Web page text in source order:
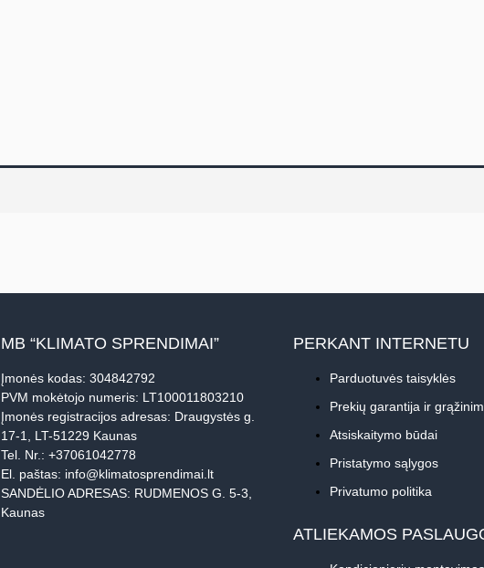
MB “KLIMATO SPRENDIMAI”
Įmonės kodas: 304842792
PVM mokėtojo numeris: LT100011803210
Įmonės registracijos adresas: Draugystės g.
17-1, LT-51229 Kaunas
Tel. Nr.: +37061042778
El. paštas: info@klimatosprendimai.lt
SANDĖLIO ADRESAS: RUDMENOS G. 5-3,
Kaunas
PERKANT INTERNETU
Parduotuvės taisyklės
Prekių garantija ir
Atsiskaitymo būdai
Pristatymo sąlygos
Privatumo politika
ATLIEKAMOS